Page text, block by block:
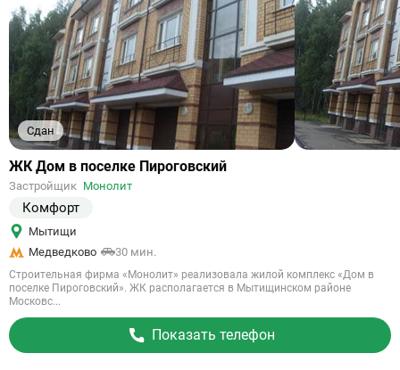
Сдан
Ссылка
объект
ЖК Дом в поселке Пироговский
Застройщик Монолит
Комфорт
Мытищи
Медведково
30 мин.
Строительная фирма «Монолит» реализовала жилой комплекс «Дом в
поселке Пироговский». ЖК располагается в Мытищинском районе
Московс...
Показать телефон